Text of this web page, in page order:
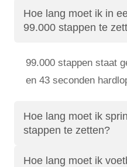
Hoe lang moet ik in
99.000 stappen te
99.000 stappen staat
en 43 seconden
Hoe lang moet ik
stappen te zetten?
Hoe lang moet ik